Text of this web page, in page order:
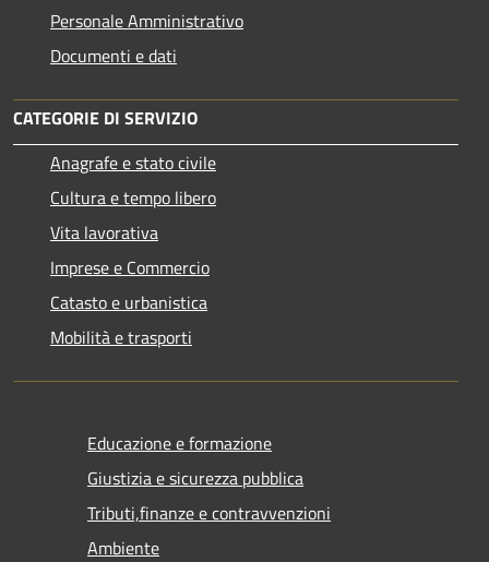
Personale Amministrativo
Documenti e dati
CATEGORIE DI SERVIZIO
Anagrafe e stato civile
Cultura e tempo libero
Vita lavorativa
Imprese e Commercio
Catasto e urbanistica
Mobilità e trasporti
Educazione e formazione
Giustizia e sicurezza pubblica
Tributi,finanze e contravvenzioni
Ambiente